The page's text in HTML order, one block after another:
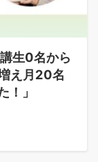
生0名から
え月20名
！」